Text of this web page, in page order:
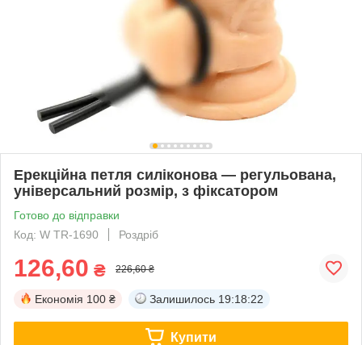
Ерекційна петля силіконова — регульована,
універсальний розмір, з фіксатором
Готово до відправки
Код: W TR-1690
Роздріб
126,60 ₴ 226,60 ₴
Економія 100 ₴ Залишилось 19:18:22
Купити